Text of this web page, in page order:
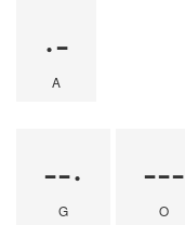
·-
A
--·
G
---
O